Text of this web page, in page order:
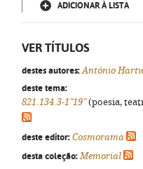
ADICIONAR À LISTA
VER TÍTULOS
destes autores: António
deste tema:
821.134.3-1"19"(poesia,
deste editor: Cosmorama
desta coleção: Memorial